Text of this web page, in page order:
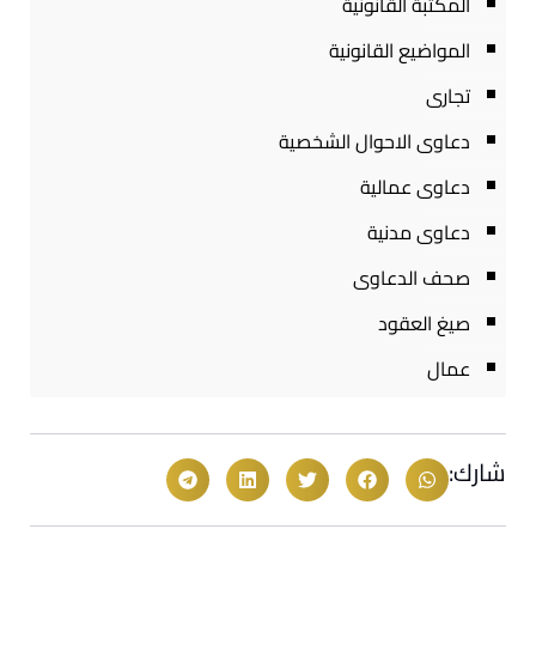
المواضيع القانونية
تجارى
دعاوى الاحوال الشخصية
دعاوى عمالية
دعاوى مدنية
صحف الدعاوى
صيغ العقود
عمال
شارك: